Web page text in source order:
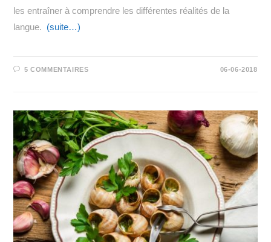
les entraîner à comprendre les différentes réalités de la
langue. (suite…)
5 COMMENTAIRES 06-06-2018